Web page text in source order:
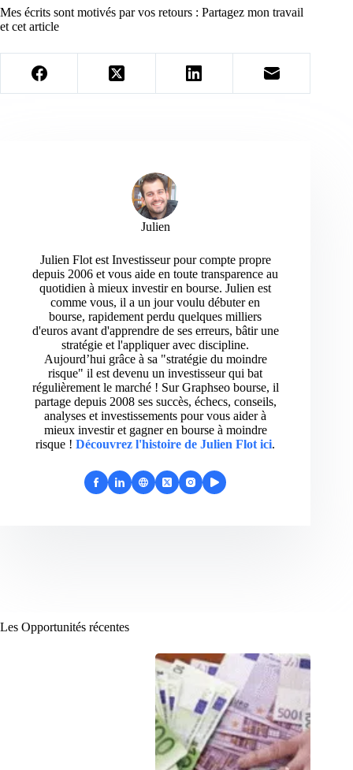
Mes écrits sont motivés par vos retours : Partagez mon travail
et cet article
Julien
Julien Flot est Investisseur pour compte propre
depuis 2006 et vous aide en toute transparence au
quotidien à mieux investir en bourse. Julien est
comme vous, il a un jour voulu débuter en
bourse, rapidement perdu quelques milliers
d'euros avant d'apprendre de ses erreurs, bâtir une
stratégie et l'appliquer avec discipline.
Aujourd’hui grâce à sa "stratégie du moindre
risque" il est devenu un investisseur qui bat
régulièrement le marché ! Sur Graphseo bourse, il
partage depuis 2008 ses succès, échecs, conseils,
analyses et investissements pour vous aider à
mieux investir et gagner en bourse à moindre
risque ! Découvrez l'histoire de Julien Flot ici.
Les Opportunités récentes